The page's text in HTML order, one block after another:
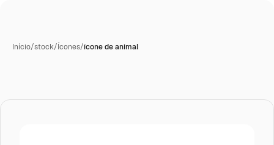
Início/stock/Ícones/ícone de animal